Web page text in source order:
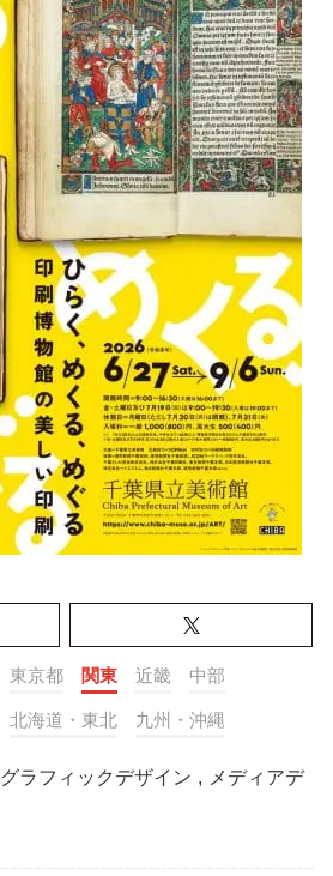
東京都 関東 近畿 中部
北海道・東北 九州・沖縄
グラフィックデザイン , メディアデ